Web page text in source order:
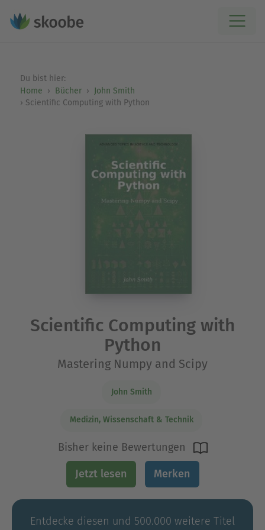
Du bist hier:
Home
Bücher
John Smith
Scientific Computing with Python
Scientific Computing with
Python
Mastering Numpy and Scipy
John Smith
Medizin, Wissenschaft & Technik
Bisher keine Bewertungen
Jetzt lesen Merken
Entdecke diesen und 500.000 weitere Titel